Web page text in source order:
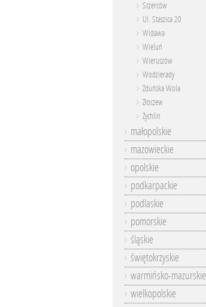
Sczerców
Ul. Staszica 20
Widawa
Wieluń
Wieruszów
Wodzierady
Zduńska Wola
Złoczew
Żychlin
małopolskie
mazowieckie
opolskie
podkarpackie
podlaskie
pomorskie
śląskie
świętokrzyskie
warmińsko-mazurskie
wielkopolskie